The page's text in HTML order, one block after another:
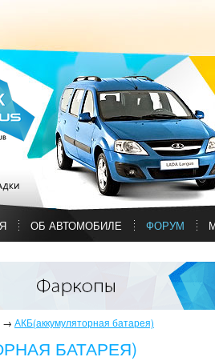
ОБ АВТОМОБИЛЕ ФОРУМ
→ АКБ(аккумуляторная батарея)
БАТАРЕЯ)